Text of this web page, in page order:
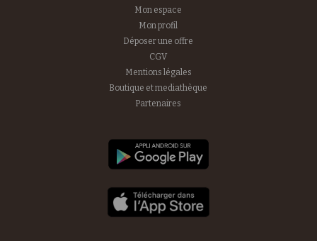
Mon espace
Mon profil
Déposer une offre
CGV
Mentions légales
Boutique et mediathèque
Partenaires